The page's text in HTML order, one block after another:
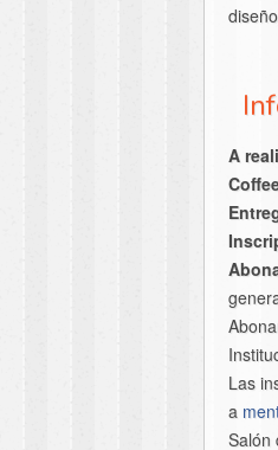
A
Las
a
Salón